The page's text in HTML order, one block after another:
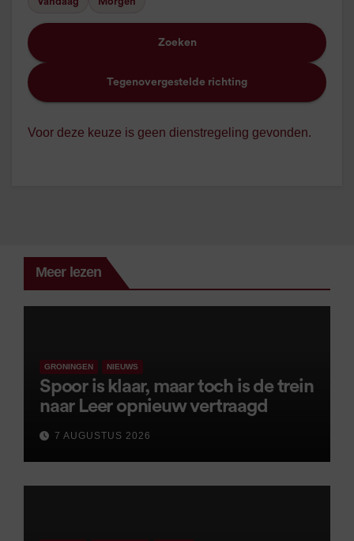
Zoeken
Tegenovergestelde richting
Voor deze keuze is geen dienstregeling gevonden.
Meer lezen
GRONINGEN NIEUWS
Spoor is klaar, maar toch is de trein
naar Leer opnieuw vertraagd
7 AUGUSTUS 2026